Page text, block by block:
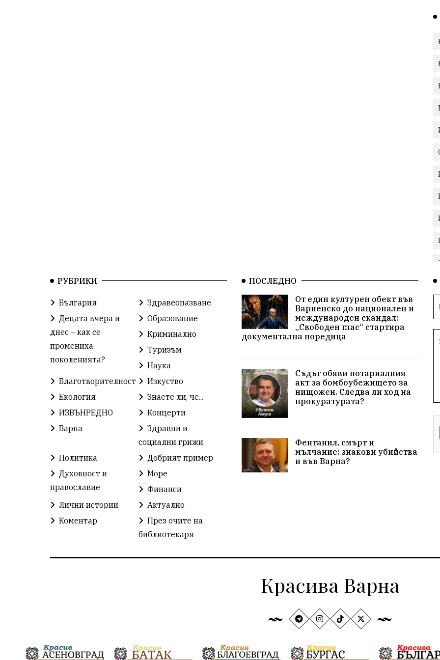
РУБРИКИ
България
Здравеопазване
Децата вчера и
днес – как се
промениха
поколенията?
Образование
Криминално
Туризъм
Наука
Благотворителност
Изкуство
Екология
Знаете ли, че...
ИЗВЪНРЕДНО
Концерти
Варна
Здравни и
социални грижи
Политика
Добрият пример
Духовност и
православие
Море
Финанси
Лични истории
Актуално
Коментар
През очите на
библиотекаря
ПОСЛЕДНО
От един културен обект във
Варненско до национален и
международен скандал:
„Свободен глас“ стартира
документална поредица
Съдът обяви нотариалния
акт за бомбоубежището за
нищожен. Следва ли ход на
прокуратурата?
Фентанил, смърт и
мълчание: знакови убийства
и във Варна?
Красива Варна